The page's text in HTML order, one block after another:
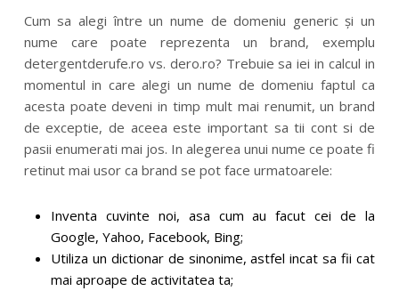
Cum sa alegi între un nume de domeniu generic și un
nume care poate reprezenta un brand, exemplu
detergentderufe.ro vs. dero.ro? Trebuie sa iei in calcul in
momentul in care alegi un nume de domeniu faptul ca
acesta poate deveni in timp mult mai renumit, un brand
de exceptie, de aceea este important sa tii cont si de
pasii enumerati mai jos. In alegerea unui nume ce poate fi
retinut mai usor ca brand se pot face urmatoarele:
Inventa cuvinte noi, asa cum au facut cei de la
Google, Yahoo, Facebook, Bing;
Utiliza un dictionar de sinonime, astfel incat sa fii cat
mai aproape de activitatea ta;